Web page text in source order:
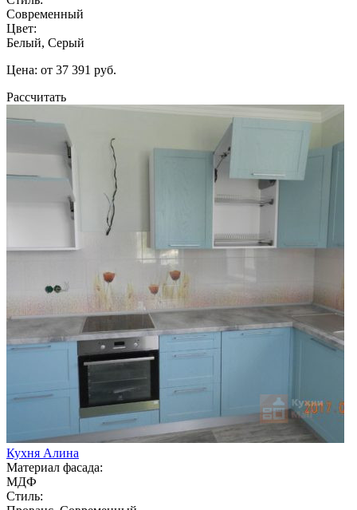
Современный
Цвет:
Белый, Серый
Цена: от 37 391 руб.
Рассчитать
Кухня Алина
Материал фасада:
МДФ
Стиль: